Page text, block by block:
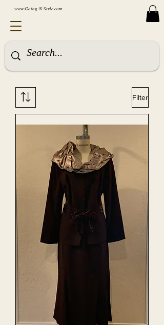
www.Going-N-Style.com
Filter